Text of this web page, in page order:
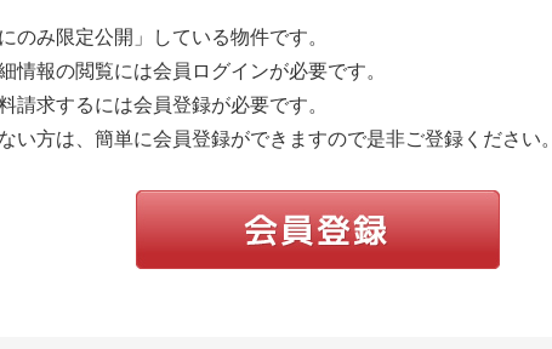
のみ限定公開」している物件です。
情報の閲覧には会員ログインが必要です。
請求するには会員登録が必要です。
い方は、簡単に会員登録ができますので是非ご登録ください。